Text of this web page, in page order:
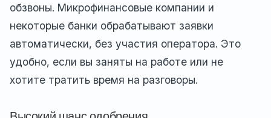
обзвоны. Микрофинансовые компании и
некоторые банки обрабатывают заявки
автоматически, без участия оператора. Это
удобно, если вы заняты на работе или не
хотите тратить время на разговоры.